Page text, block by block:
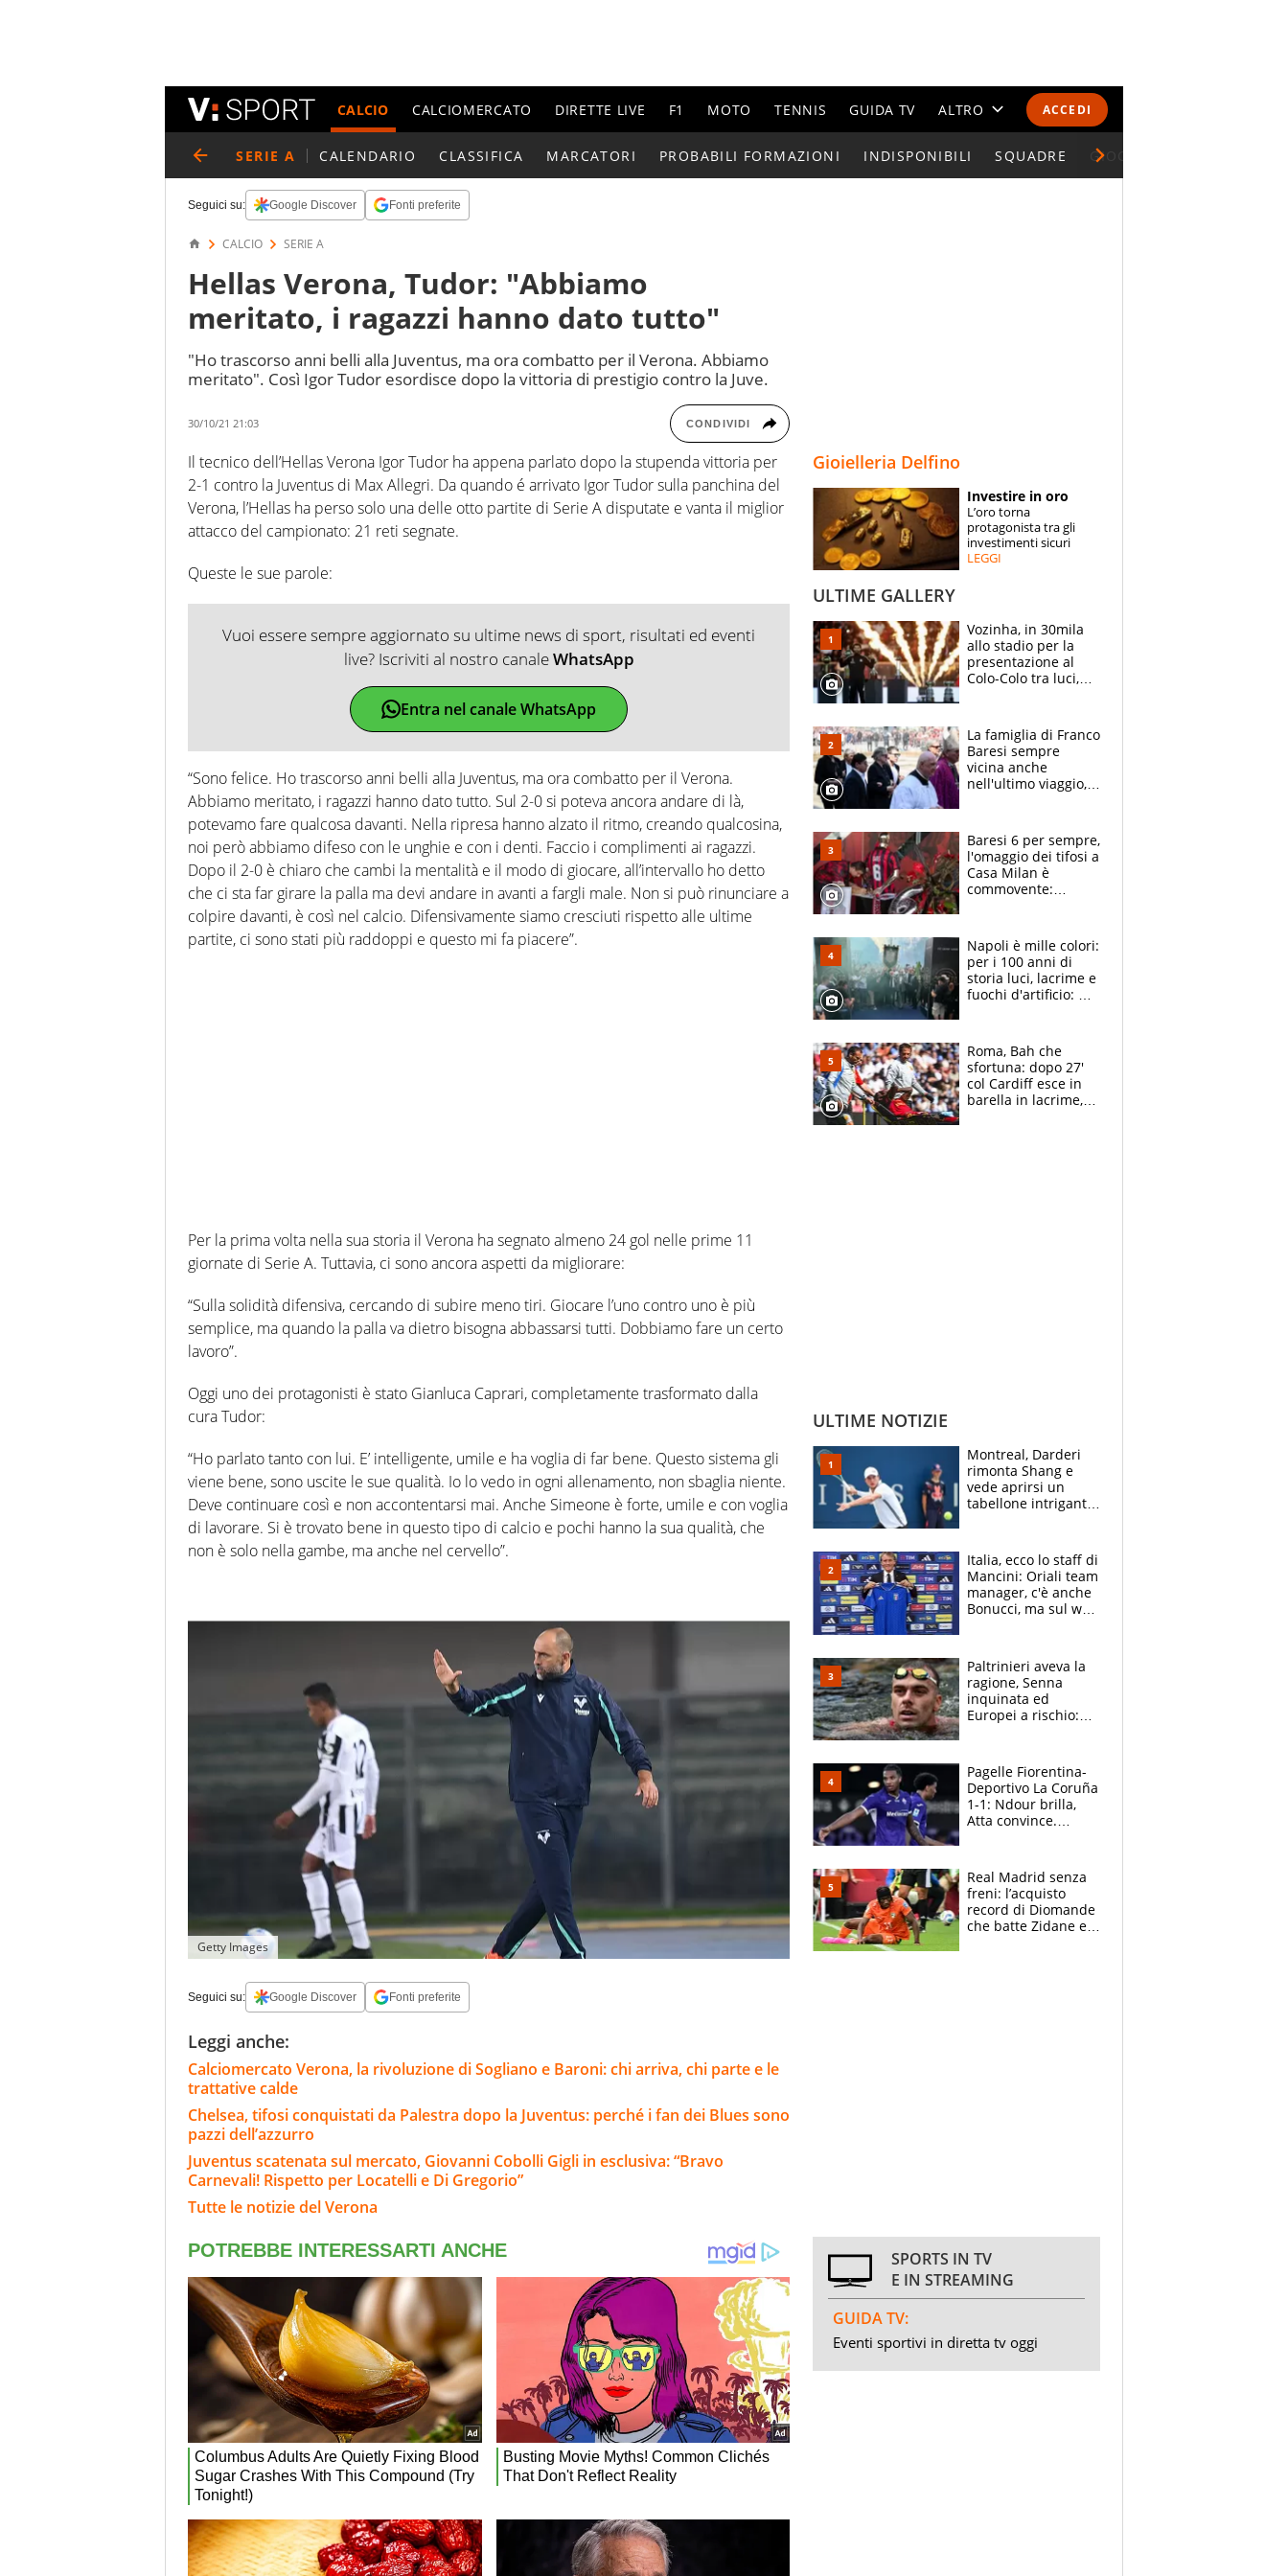
ACCEDI
CALCIO CALCIOMERCATO DIRETTE LIVE F1 MOTO TENNIS GUIDA TV ALTRO
CALENDARI E CLASSIFICHE
ESPERTI
CONTATTI
SERIE A CALENDARIO CLASSIFICA MARCATORI PROBABILI FORMAZIONI INDISPONIBILI SQUADRE GIOCATORI SERIE A
Seguici su: Google Discover Fonti preferite
CALCIO SERIE A
Hellas Verona, Tudor: "Abbiamo
meritato, i ragazzi hanno dato tutto"
"Ho trascorso anni belli alla Juventus, ma ora combatto per il Verona. Abbiamo
meritato". Così Igor Tudor esordisce dopo la vittoria di prestigio contro la Juve.
30/10/21 21:03 CONDIVIDI
Il tecnico dell’Hellas Verona Igor Tudor ha appena parlato dopo la stupenda vittoria per
2-1 contro la Juventus di Max Allegri. Da quando é arrivato Igor Tudor sulla panchina del
Verona, l’Hellas ha perso solo una delle otto partite di Serie A disputate e vanta il miglior
attacco del campionato: 21 reti segnate.
Queste le sue parole:
Vuoi essere sempre aggiornato su ultime news di sport, risultati ed eventi
live? Iscriviti al nostro canaleWhatsApp
Entra nel canale WhatsApp
“Sono felice. Ho trascorso anni belli alla Juventus, ma ora combatto per il Verona.
Abbiamo meritato, i ragazzi hanno dato tutto. Sul 2-0 si poteva ancora andare di là,
potevamo fare qualcosa davanti. Nella ripresa hanno alzato il ritmo, creando qualcosina,
noi però abbiamo difeso con le unghie e con i denti. Faccio i complimenti ai ragazzi.
Dopo il 2-0 è chiaro che cambi la mentalità e il modo di giocare, all’intervallo ho detto
che ci sta far girare la palla ma devi andare in avanti a fargli male. Non si può rinunciare a
colpire davanti, è così nel calcio. Difensivamente siamo cresciuti rispetto alle ultime
partite, ci sono stati più raddoppi e questo mi fa piacere”.
Per la prima volta nella sua storia il Verona ha segnato almeno 24 gol nelle prime 11
giornate di Serie A. Tuttavia, ci sono ancora aspetti da migliorare:
“Sulla solidità difensiva, cercando di subire meno tiri. Giocare l’uno contro uno è più
semplice, ma quando la palla va dietro bisogna abbassarsi tutti. Dobbiamo fare un certo
lavoro”.
Oggi uno dei protagonisti è stato Gianluca Caprari, completamente trasformato dalla
cura Tudor:
“Ho parlato tanto con lui. E’ intelligente, umile e ha voglia di far bene. Questo sistema gli
viene bene, sono uscite le sue qualità. Io lo vedo in ogni allenamento, non sbaglia niente.
Deve continuare così e non accontentarsi mai. Anche Simeone è forte, umile e con voglia
di lavorare. Si è trovato bene in questo tipo di calcio e pochi hanno la sua qualità, che
non è solo nella gambe, ma anche nel cervello”.
Getty Images
Seguici su: Google Discover Fonti preferite
Leggi anche:
Calciomercato Verona, la rivoluzione di Sogliano e Baroni: chi arriva, chi parte e le
trattative calde
Chelsea, tifosi conquistati da Palestra dopo la Juventus: perché i fan dei Blues sono
pazzi dell’azzurro
Juventus scatenata sul mercato, Giovanni Cobolli Gigli in esclusiva: “Bravo
Carnevali! Rispetto per Locatelli e Di Gregorio”
Tutte le notizie del Verona
Gioielleria Delfino
Investire in oro
L’oro torna
protagonista tra gli
investimenti sicuri
LEGGI
ULTIME GALLERY
Vozinha, in 30mila
allo stadio per la
presentazione al
Colo-Colo tra luci,
La famiglia di Franco
Baresi sempre
vicina anche
nell'ultimo viaggio,
circondati
dall'affetto dei tifosi
Baresi 6 per sempre,
l'omaggio dei tifosi a
Casa Milan è
commovente:
bigliettini
Napoli è mille colori:
per i 100 anni di
storia luci, lacrime e
fuochi d'artificio: De
Roma, Bah che
sfortuna: dopo 27'
col Cardiff esce in
barella in lacrime,
ULTIME NOTIZIE
Montreal, Darderi
rimonta Shang e
vede aprirsi un
tabellone intrigante:
felice del mio livello"
Italia, ecco lo staff di
Mancini: Oriali team
manager, c'è anche
Bonucci, ma sul web
Paltrinieri aveva la
ragione, Senna
inquinata ed
Europei a rischio:
adesso
Pagelle Fiorentina-
Deportivo La Coruña
1-1: Ndour brilla,
Atta convince.
Real Madrid senza
freni: l’acquisto
record di Diomande
che batte Zidane e
SPORTS IN TV
E IN STREAMING
GUIDA TV:
Eventi sportivi in diretta tv oggi